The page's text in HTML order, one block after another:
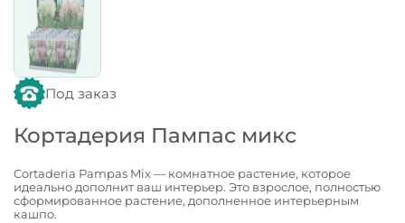
Под заказ
Кортадерия Пампас микс
Cortaderia Pampas Mix — комнатное растение, которое
идеально дополнит ваш интерьер. Это взрослое, полностью
сформированное растение, дополненное интерьерным
кашпо.